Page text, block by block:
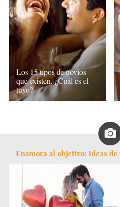
Los 15 tipos de novios
que existen. ¿Cuál es el
tuyo?
Enamora al objetivo: Ideas